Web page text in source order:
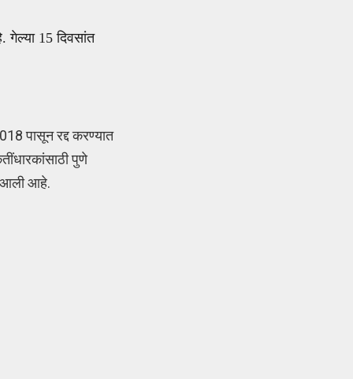
गेल्या 15 दिवसांत
पासून रद्द करण्यात
पुणे
आली आहे.